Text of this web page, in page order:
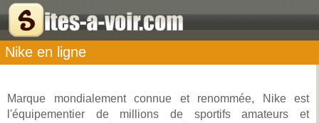
Nike en ligne
Marque mondialement connue et renommée, Nike est
l'équipementier de millions de sportifs amateurs et